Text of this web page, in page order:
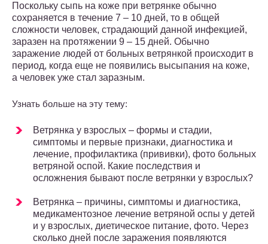
Поскольку сыпь на коже при ветрянке обычно
сохраняется в течение 7 – 10 дней, то в общей
сложности человек, страдающий данной инфекцией,
заразен на протяжении 9 – 15 дней. Обычно
заражение людей от больных ветрянкой происходит в
период, когда еще не появились высыпания на коже,
а человек уже стал заразным.
Узнать больше на эту тему:
Ветрянка у взрослых – формы и стадии,
симптомы и первые признаки, диагностика и
лечение, профилактика (прививки), фото больных
ветряной оспой. Какие последствия и
осложнения бывают после ветрянки у взрослых?
Ветрянка – причины, симптомы и диагностика,
медикаментозное лечение ветряной оспы у детей
и у взрослых, диетическое питание, фото. Через
сколько дней после заражения появляются